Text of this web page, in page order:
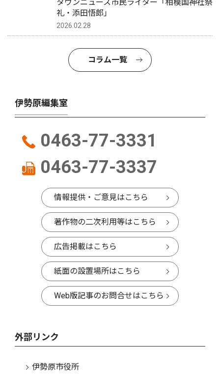
タウンニュース市民ライター「相模国神社祭
礼・添田悟郎」
2026.02.28
コラム一覧
伊勢原編集室
0463-77-3331
0463-77-3337
情報提供・ご意見はこちら
著作物の二次利用等はこちら
広告掲載はこちら
紙面の設置場所はこちら
Web版記事のお問合せはこちら
外部リンク
伊勢原市役所